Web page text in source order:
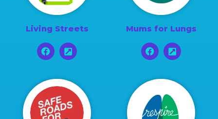
Living Streets Mums for Lungs